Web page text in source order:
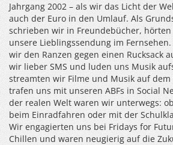
Jahrgang 2002 – als wir das Licht der
auch der Euro in den Umlauf. Als
schrieben wir in Freundebücher, hörten
unsere Lieblingssendung im
wir den Ranzen gegen einen Rucksack
wir lieber SMS und luden uns Musik
streamten wir Filme und Musik auf
trafen uns mit unseren ABFs in Social
der realen Welt waren wir unterwegs:
beim Einradfahren oder mit der
Wir engagierten uns bei Fridays for
Chillen und waren neugierig auf die